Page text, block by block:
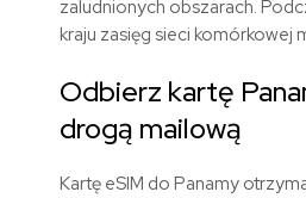
zaludnionych obszarach.
kraju zasięg sieci komórkowej
Odbierz kartę
drogą mailową
Kartę eSIM do Panamy